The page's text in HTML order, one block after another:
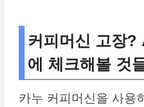
커피머신 고장?
에 체크해볼 것
카누 커피머신을 사용